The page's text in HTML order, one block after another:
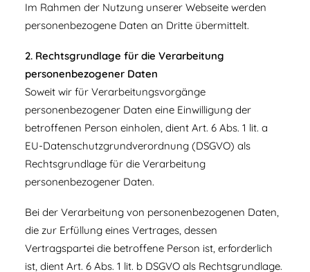
Im Rahmen der Nutzung unserer Webseite werden
personenbezogene Daten an Dritte übermittelt.
2. Rechtsgrundlage für die Verarbeitung
personenbezogener Daten
Soweit wir für Verarbeitungsvorgänge
personenbezogener Daten eine Einwilligung der
betroffenen Person einholen, dient Art. 6 Abs. 1 lit. a
EU-Datenschutzgrundverordnung (DSGVO) als
Rechtsgrundlage für die Verarbeitung
personenbezogener Daten.
Bei der Verarbeitung von personenbezogenen Daten,
die zur Erfüllung eines Vertrages, dessen
Vertragspartei die betroffene Person ist, erforderlich
ist, dient Art. 6 Abs. 1 lit. b DSGVO als Rechtsgrundlage.